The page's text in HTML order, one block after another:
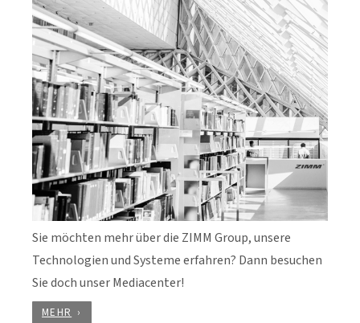
Sie möchten mehr über die ZIMM Group, unsere
Technologien und Systeme erfahren? Dann besuchen
Sie doch unser Mediacenter!
MEHR